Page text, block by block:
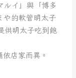
ルイ」與「博多
や的軟管明太子
供明太子吃到飽
店家而異。